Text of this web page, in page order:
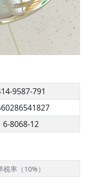
9587-791
6-8068-12
税率（10%）